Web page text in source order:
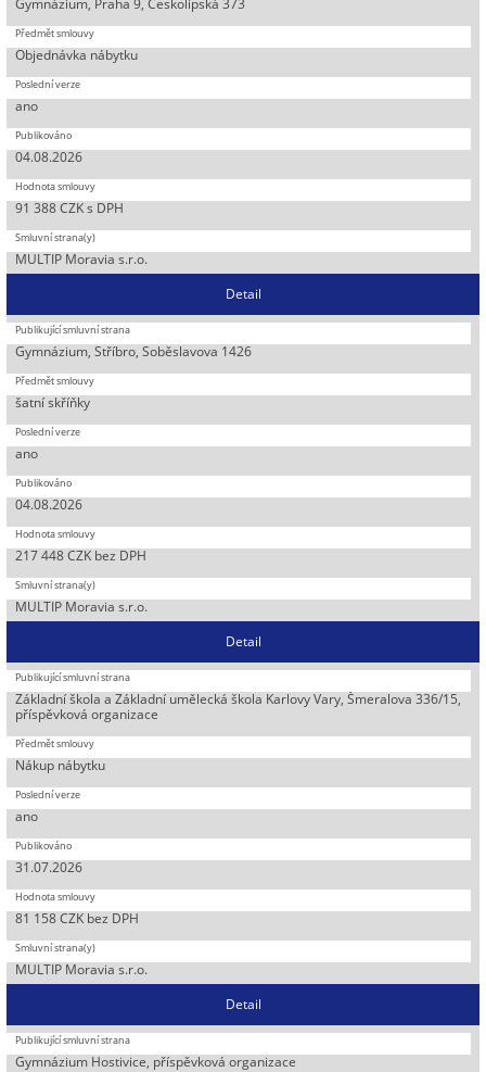
Objednávka nábytku
ano
04.08.2026
91 388 CZK s DPH
MULTIP Moravia s.r.o.
Detail
Gymnázium, Stříbro, Soběslavova 1426
šatní skříňky
ano
04.08.2026
217 448 CZK bez DPH
MULTIP Moravia s.r.o.
Detail
Základní škola a Základní umělecká škola Karlovy Vary, Šmeralova 336/15,
příspěvková organizace
Nákup nábytku
ano
31.07.2026
81 158 CZK bez DPH
MULTIP Moravia s.r.o.
Detail
Gymnázium Hostivice, příspěvková organizace